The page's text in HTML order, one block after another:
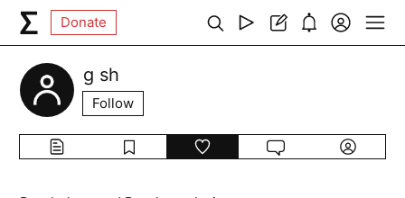
Donate
g sh
Follow